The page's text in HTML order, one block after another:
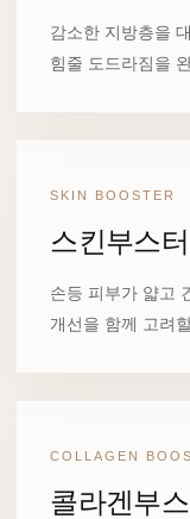
감소한 지방층을
힘줄 도드라짐을
SKIN BOOSTER
스킨부스터
손등 피부가 얇고
개선을 함께 고려
COLLAGEN
콜라겐부